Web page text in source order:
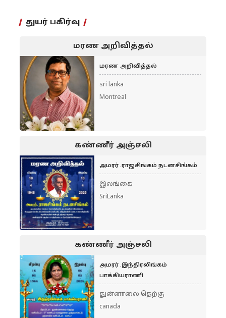
துயர் பகிர்வு
மரண அறிவித்தல்
மரண அறிவித்தல்
sri lanka
Montreal
கண்ணீர் அஞ்சலி
அமரர் .ராஜசிங்கம் நடனசிங்கம்
இலங்கை
SriLanka
கண்ணீர் அஞ்சலி
அமரர் .இந்திரலிங்கம்
பாக்கியராணி
துன்னாலை தெற்கு
canada